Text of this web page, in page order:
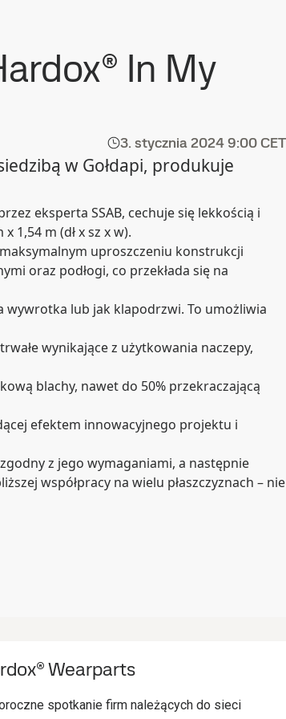
In My
3. stycznia 20249:00 CET
w Gołdapi, produkuje
eksperta SSAB, cechuje się lekkością i
1,54 m (dł x sz x w).
uproszczeniu konstrukcji
oraz podłogi, co przekłada się na
wywrotka lub jak klapodrzwi. To umożliwia
wynikające z użytkowania naczepy,
blachy, nawet do 50% przekraczającą
efektem innowacyjnego projektu i
z jego wymaganiami, a następnie
współpracy na wielu płaszczyznach – nie
Wearparts
spotkanie firm należących do sieci